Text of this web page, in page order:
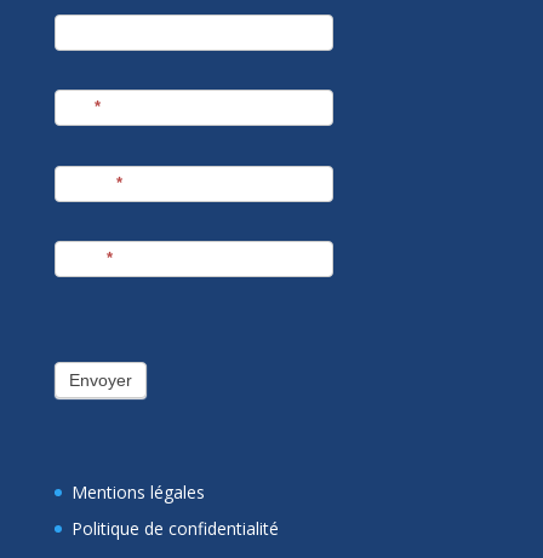
newsletter
*
*
*
Envoyer
Mentions légales
Politique de confidentialité